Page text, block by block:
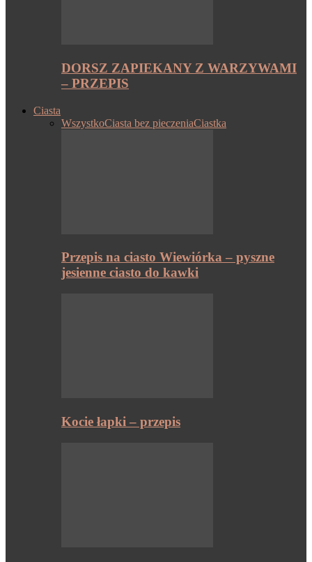
DORSZ ZAPIEKANY Z WARZYWAMI
– PRZEPIS
Ciasta
WszystkoCiasta bez pieczeniaCiastka
Przepis na ciasto Wiewiórka – pyszne
jesienne ciasto do kawki
Kocie łapki – przepis